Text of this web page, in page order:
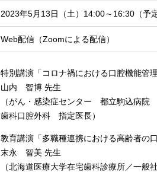
2023年5月13日（土）14:00～16:30（予
Web配信（Zoomによる配信）
特別講演「コロナ禍における口腔機能管
山内 智博 先生
（がん・感染症センター 都立駒込病
歯科口腔外科 指定医長）
教育講演「多職種連携における高齢者の
末永 智美 先生
（北海道医療大学在宅歯科診療所／一